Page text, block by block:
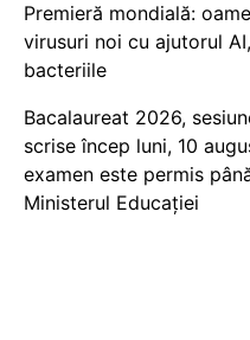
Premieră mondială:
virusuri noi cu ajutorul
bacteriile
Bacalaureat 2026,
scrise încep luni, 10
examen este permis
Ministerul Educației